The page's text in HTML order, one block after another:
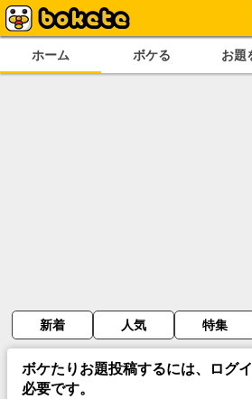
ホーム ボケる お題
新着 人気 特集
ボケたりお題投稿するには、ログ
必要です。